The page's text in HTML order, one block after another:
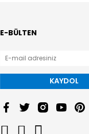
E-BÜLTEN
KAYDOL